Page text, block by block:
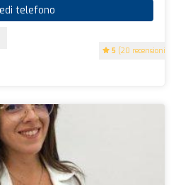
5 (20 recensioni)
telefono